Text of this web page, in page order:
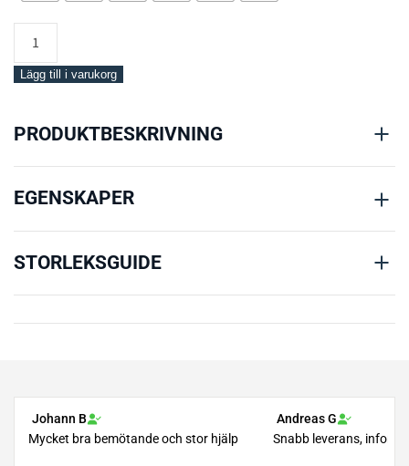
Mares
Flexa
Dives
mängd
Lägg till i varukorg
PRODUKTBESKRIVNING
EGENSKAPER
STORLEKSGUIDE